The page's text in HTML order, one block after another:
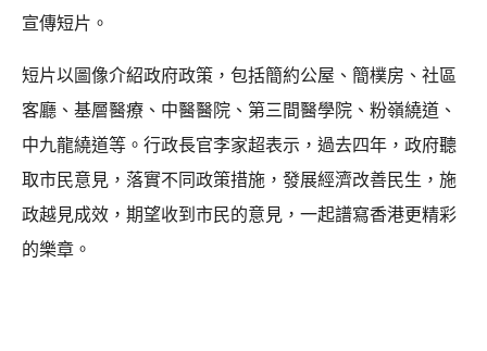
宣傳短片。
短片以圖像介紹政府政策，包括簡約公屋、簡樸房、社區
客廳、基層醫療、中醫醫院、第三間醫學院、粉嶺繞道、
中九龍繞道等。行政長官李家超表示，過去四年，政府聽
取市民意見，落實不同政策措施，發展經濟改善民生，施
政越見成效，期望收到市民的意見，一起譜寫香港更精彩
的樂章。